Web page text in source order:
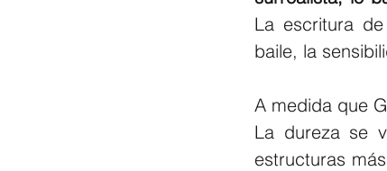
La escritura de
baile, la
A medida que
La dureza se
estructuras